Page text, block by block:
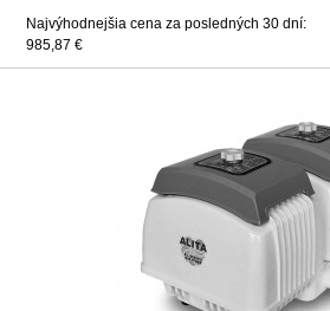
Najvýhodnejšia cena za posledných 30 dní:
985,87 €